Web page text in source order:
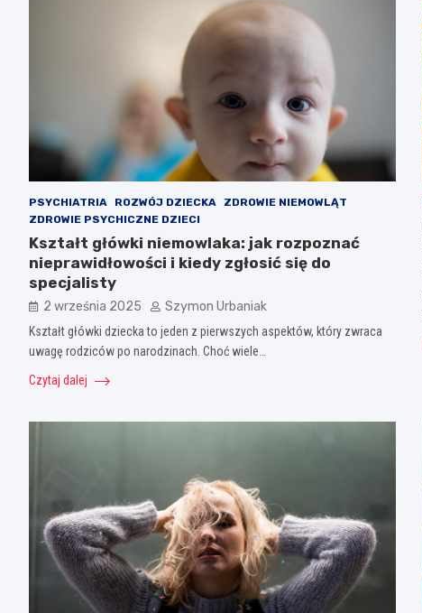
PSYCHIATRIA ROZWÓJ DZIECKA
ZDROWIE NIEMOWLĄT
ZDROWIE PSYCHICZNE DZIECI
Kształt główki niemowlaka: jak rozpoznać
nieprawidłowości i kiedy zgłosić się do
specjalisty
2 września 2025 Szymon Urbaniak
Kształt główki dziecka to jeden z pierwszych aspektów, który zwraca
uwagę rodziców po narodzinach. Choć wiele…
Czytaj dalej